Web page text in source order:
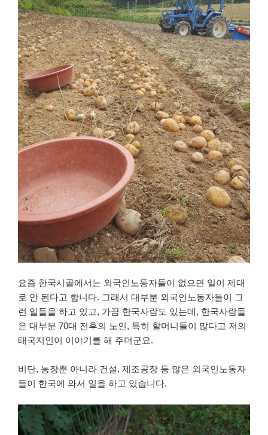
요즘 한국시골에서는 외국인노동자들이 없으면 일이 제대
로 안 된다고 합니다. 그래서 대부분 외국인노동자들이 그
런 일들을 하고 있고, 가끔 한국사람도 있는데, 한국사람들
은 대부분 70대 전후의 노인, 특히 할머니들이 많다고 저의
태국지인이 이야기를 해 주더군요.
비단, 농장뿐 아니라 건설, 제조공장 등 많은 외국인노동자
들이 한국에 와서 일을 하고 있습니다.